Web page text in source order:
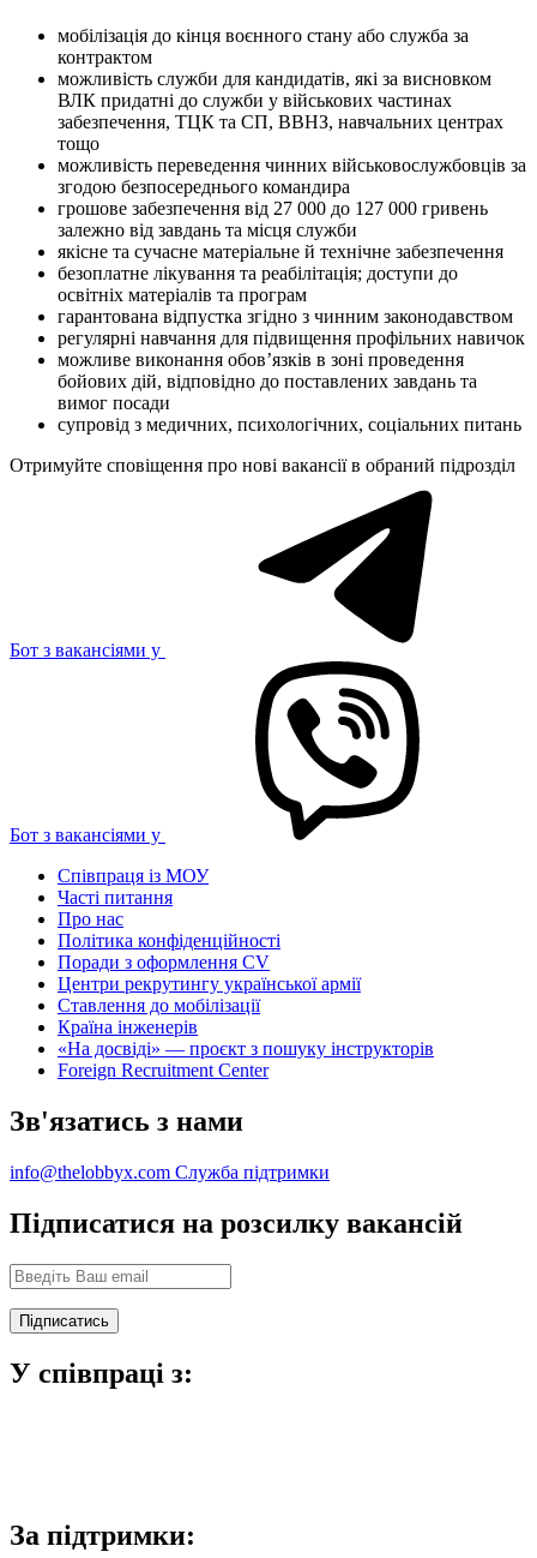
мобілізація до кінця воєнного стану або служба за
контрактом
можливість служби для кандидатів, які за висновком
ВЛК придатні до служби у військових частинах
забезпечення, ТЦК та СП, ВВНЗ, навчальних центрах
тощо
можливість переведення чинних військовослужбовців за
згодою безпосереднього командира
грошове забезпечення від 27 000 до 127 000 гривень
залежно від завдань та місця служби
якісне та сучасне матеріальне й технічне забезпечення
безоплатне лікування та реабілітація; доступи до
освітніх матеріалів та програм
гарантована відпустка згідно з чинним законодавством
регулярні навчання для підвищення профільних навичок
можливе виконання обов’язків в зоні проведення
бойових дій, відповідно до поставлених завдань та
вимог посади
супровід з медичних, психологічних, соціальних питань
Отримуйте сповіщення про нові вакансії в обраний підрозділ
Бот з вакансіями у
Бот з вакансіями у
Співпраця із МОУ
Часті питання
Про нас
Політика конфіденційності
Поради з оформлення CV
Центри рекрутингу української армії
Ставлення до мобілізації
Країна інженерів
«На досвіді» — проєкт з пошуку інструкторів
Foreign Recruitment Center
Зв'язатись з нами
info@thelobbyx.com Служба підтримки
Підписатися на розсилку вакансій
У співпраці з:
За підтримки: